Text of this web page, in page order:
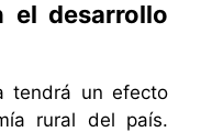
el desarrollo
tendrá un efecto
rural del país.